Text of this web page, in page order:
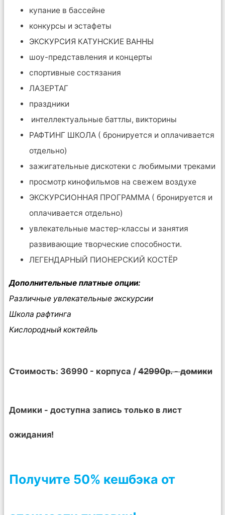
купание в бассейне
конкурсы и эстафеты
ЭКСКУРСИЯ КАТУНСКИЕ ВАННЫ
шоу-представления и концерты
спортивные состязания
ЛАЗЕРТАГ
праздники
интеллектуальные баттлы, викторины
РАФТИНГ ШКОЛА ( бронируется и оплачивается
отдельно)
зажигательные дискотеки с любимыми треками
просмотр кинофильмов на свежем воздухе
ЭКСКУРСИОННАЯ ПРОГРАММА ( бронируется и
оплачивается отдельно)
увлекательные мастер-классы и занятия
развивающие творческие способности.
ЛЕГЕНДАРНЫЙ ПИОНЕРСКИЙ КОСТËР
Дополнительные платные опции:
Различные увлекательные экскурсии
Школа рафтинга
Кислородный коктейль
Стоимость: 36990 - корпуса / 42990р. - домики
Домики - доступна запись только в лист
ожидания!
Получите 50% кешбэка от